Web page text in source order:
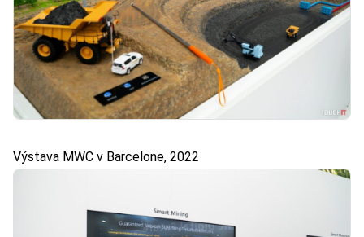
Výstava MWC v Barcelone, 2022